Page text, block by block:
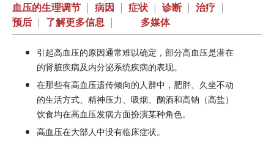
血压的生理调节 | 病因 | 症状 | 诊断 | 治疗 |
预后 | 了解更多信息 | 多媒体
引起高血压的原因通常难以确定，部分高血压是潜在
的肾脏疾病及内分泌系统疾病的表现。
在那些有高血压遗传倾向的人群中，肥胖、久坐不动
的生活方式、精神压力、吸烟、酗酒和高钠（高盐）
饮食均在高血压发病方面扮演某种角色。
高血压在大部人中没有临床症状。